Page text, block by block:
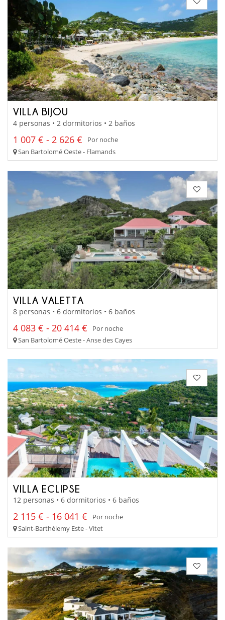
VILLA BIJOU
4 personas • 2 dormitorios • 2 baños
1 007 € - 2 626 €
Por noche
San Bartolomé Oeste - Flamands
VILLA VALETTA
8 personas • 6 dormitorios • 6 baños
4 083 € - 20 414 €
Por noche
San Bartolomé Oeste - Anse des Cayes
VILLA ECLIPSE
12 personas • 6 dormitorios • 6 baños
2 115 € - 16 041 €
Por noche
Saint-Barthélemy Este - Vitet